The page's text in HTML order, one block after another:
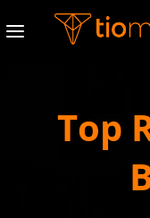
Top